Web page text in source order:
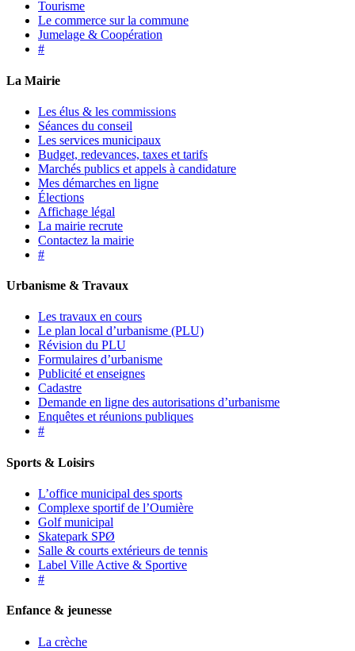
Tourisme
Le commerce sur la commune
Jumelage & Coopération
#
La Mairie
Les élus & les commissions
Séances du conseil
Les services municipaux
Budget, redevances, taxes et tarifs
Marchés publics et appels à candidature
Mes démarches en ligne
Élections
Affichage légal
La mairie recrute
Contactez la mairie
#
Urbanisme & Travaux
Les travaux en cours
Le plan local d’urbanisme (PLU)
Révision du PLU
Formulaires d’urbanisme
Publicité et enseignes
Cadastre
Demande en ligne des autorisations d’urbanisme
Enquêtes et réunions publiques
#
Sports & Loisirs
L’office municipal des sports
Complexe sportif de l’Oumière
Golf municipal
Skatepark SPØ
Salle & courts extérieurs de tennis
Label Ville Active & Sportive
#
Enfance & jeunesse
La crèche